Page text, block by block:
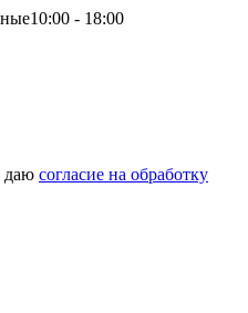
10:00 - 18:00
даю согласие на обработку